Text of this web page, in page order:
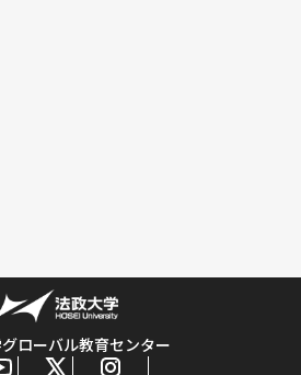
ローバル教育センター